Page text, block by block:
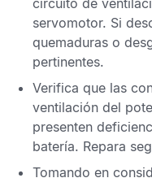
circuito de
servomotor. Si
quemaduras o
pertinentes.
Verifica que las
ventilación del
presenten
batería. Repara
Tomando en